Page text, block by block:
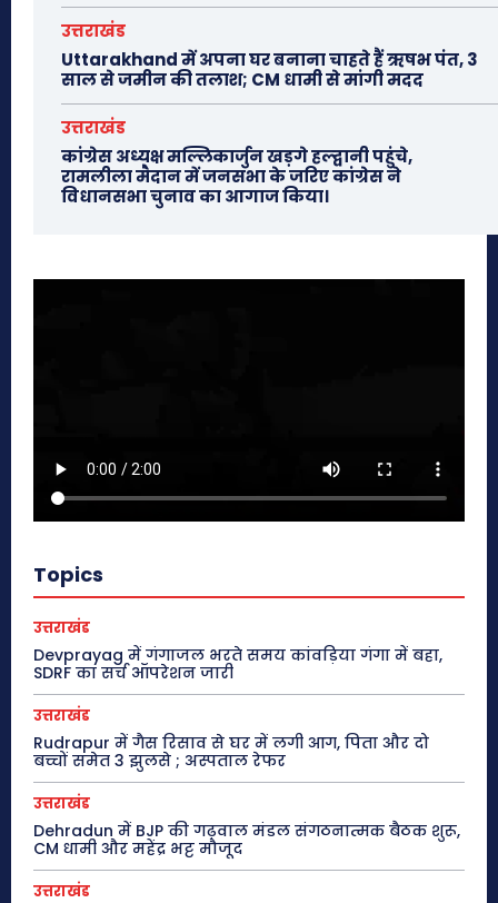
उत्तराखंड
Uttarakhand में अपना घर बनाना चाहते हैं ऋषभ पंत, 3
साल से जमीन की तलाश; CM धामी से मांगी मदद
उत्तराखंड
कांग्रेस अध्यक्ष मल्लिकार्जुन खड़गे हल्द्वानी पहुंचे,
रामलीला मैदान में जनसभा के जरिए कांग्रेस ने
विधानसभा चुनाव का आगाज किया।
Topics
उत्तराखंड
Devprayag में गंगाजल भरते समय कांवड़िया गंगा में बहा,
SDRF का सर्च ऑपरेशन जारी
उत्तराखंड
Rudrapur में गैस रिसाव से घर में लगी आग, पिता और दो
बच्चों समेत 3 झुलसे ; अस्पताल रेफर
उत्तराखंड
Dehradun में BJP की गढ़वाल मंडल संगठनात्मक बैठक शुरू,
CM धामी और महेंद्र भट्ट मौजूद
उत्तराखंड